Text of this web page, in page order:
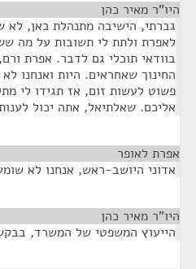
היו"ר מאיר כהן
גברתי, הישיבה מתנהלת כאן, לא
לאפרת ולתת לי תשובות על מה
בוודאי תוכלי גם לדבר. אפרת
החינוך שאחראים. היות ואנחנו
פשוט לעשות זום, אז תגידו לי
אליכם. שאלתיאל, אתה יכול
אפרת לאופר
אדוני היושב-ראש, אנחנו לא
היו"ר מאיר כהן
הייעוץ המשפטי של המשרד,